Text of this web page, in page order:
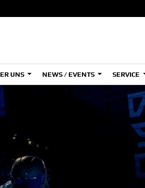
UNS NEWS / EVENTS SERVICE